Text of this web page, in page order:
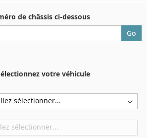
de châssis ci-dessous
Et aussi dans la voiture
la cloison sous le capot
le compartiment moteur
sur le tableau de bord
votre véhicule